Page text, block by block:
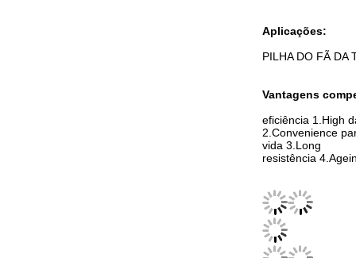
Aplicações:
PILHA DO FÃ DA
Vantagens
eficiência 1.High
2.Convenience
vida 3.Long
resistência